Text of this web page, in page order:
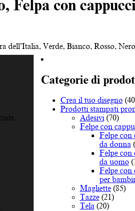
Felpa con
dell’Italia, Verde, Bianco, Rosso,
Categorie di
Crea il tuo disegno
Prodotti stampati
Adesivi (70)
Felpe con
Felpe con
da donna
Felpe con
da uomo
Felpe con
per
Magliette (85)
Tazze (21)
Tela (20)